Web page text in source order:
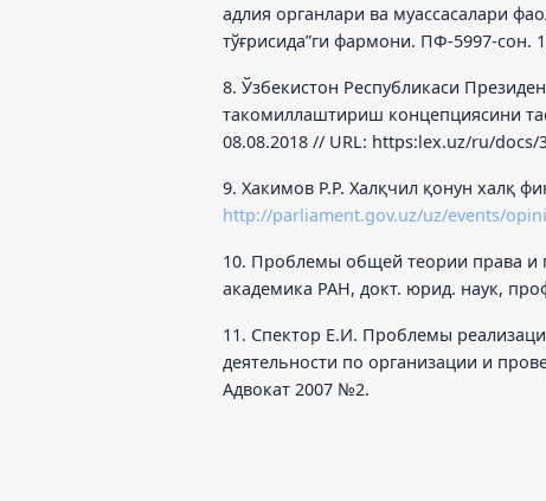
адлия органлари ва муассасалари
тўғрисида”ги фармони. ПФ-5997-сон.
8. Ўзбекистон Республикаси
такомиллаштириш концепциясини
08.08.2018 // URL: https:lex.uz/ru/docs/
9. Хакимов Р.Р. Халқчил қонун халқ
http://parliament.gov.uz/uz/events/
10. Проблемы общей теории права и
академика РАН, докт. юрид. наук,
11. Спектор Е.И. Проблемы
деятельности по организации и
Адвокат 2007 №2.